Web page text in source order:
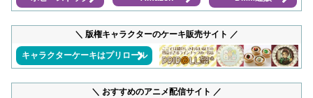
＼ 版権キャラクターのケーキ販売サイト ／
キャラクターケーキはプリロール
＼ おすすめのアニメ配信サイト ／